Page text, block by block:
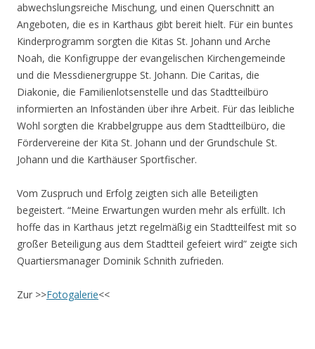
abwechslungsreiche Mischung, und einen Querschnitt an
Angeboten, die es in Karthaus gibt bereit hielt. Für ein buntes
Kinderprogramm sorgten die Kitas St. Johann und Arche
Noah, die Konfigruppe der evangelischen Kirchengemeinde
und die Messdienergruppe St. Johann. Die Caritas, die
Diakonie, die Familienlotsenstelle und das Stadtteilbüro
informierten an Infoständen über ihre Arbeit. Für das leibliche
Wohl sorgten die Krabbelgruppe aus dem Stadtteilbüro, die
Fördervereine der Kita St. Johann und der Grundschule St.
Johann und die Karthäuser Sportfischer.
Vom Zuspruch und Erfolg zeigten sich alle Beteiligten
begeistert. “Meine Erwartungen wurden mehr als erfüllt. Ich
hoffe das in Karthaus jetzt regelmäßig ein Stadtteilfest mit so
großer Beteiligung aus dem Stadtteil gefeiert wird” zeigte sich
Quartiersmanager Dominik Schnith zufrieden.
Zur >>Fotogalerie<<